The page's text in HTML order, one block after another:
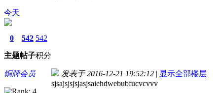
今天
0
主题
542
帖子
542
积分
铜牌会员 发表于 2016-12-21 19:52:12 | 显示全部楼层
sjsajsjsjsjasjsaiehdwebubfucvcvvv